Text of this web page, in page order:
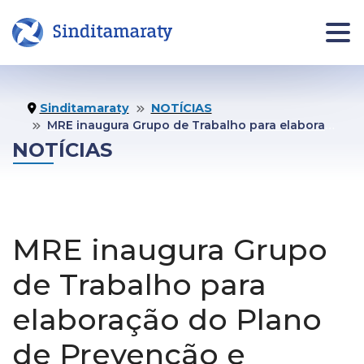
INÍCIO
O
SINDICATO
Institucional
NOTÍCIAS
COMUNICAÇÃO
Notas Oficiais
Publicações
Fale
Jurídico
seu
NOTÍCIAS
Sinditamaraty
NOTÍCIAS
MRE inaugura Grupo de Trabalho para elaboração do Plano de Prevenção e Enfrentamento do Assédio e da Discriminação
MRE inaugura Grupo
de Trabalho para
elaboração do Plano
de Prevenção e